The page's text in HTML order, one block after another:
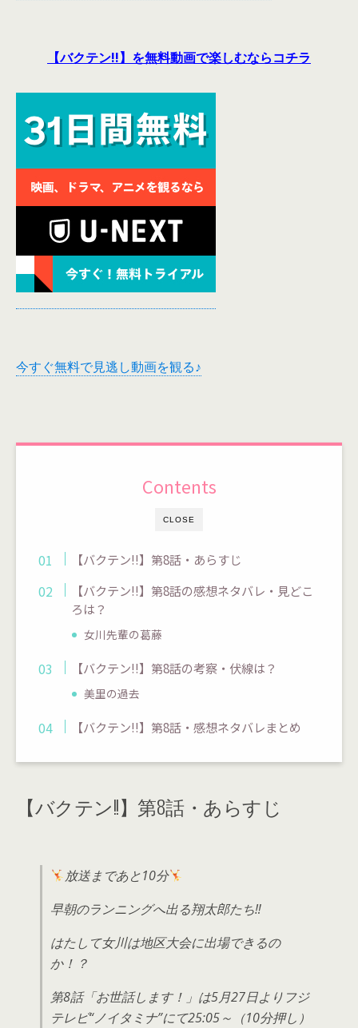
【バクテン!!】を無料動画で楽しむならコチラ
今すぐ無料で見逃し動画を観る♪
CLOSE
Contents
【バクテン!!】第8話・あらすじ
【バクテン!!】第8話の感想ネタバレ・見どこ
ろは？
女川先輩の葛藤
【バクテン!!】第8話の考察・伏線は？
美里の過去
【バクテン!!】第8話・感想ネタバレまとめ
【バクテン!!】第8話・あらすじ
放送まであと10分
早朝のランニングへ出る翔太郎たち‼
はたして女川は地区大会に出場できるの
か！？
第8話「お世話します！」は5月27日よりフジ
テレビ“ノイタミナ”にて25:05～（10分押し）